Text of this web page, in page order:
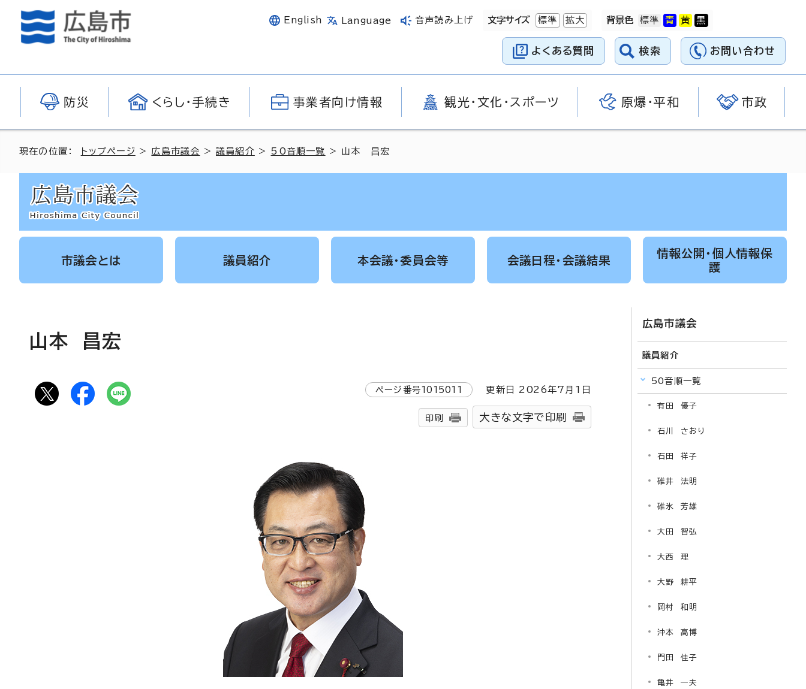
English Language 音声読み上げ 文字サイズ 標準 拡大 背景色
よくある質問 検索 お問い合わせ
防災 くらし・手続き 事業者向け情報 観光・文化・スポーツ 原爆・平和 市政
現在の位置： トップページ > 広島市議会 >議員紹介 > 50音順一覧 > 山本 昌宏
市議会とは 議員紹介 本会議・委員会等 会議日程・会議結果
情報公開・個人情報保
護
山本 昌宏
ページ番号1015011 更新日 2026年7月1日
印刷 大きな文字で印刷
広島市議会
議員紹介
50音順一覧
有田 優子
石川 さおり
石田 祥子
碓井 法明
碓氷 芳雄
大田 智弘
大西 理
大野 耕平
岡村 和明
沖本 高博
門田 佳子
亀井 一夫